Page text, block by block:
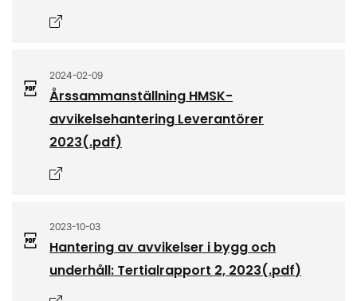
2024-02-09
Årssammanställning HMSK-
avvikelsehantering Leverantörer
2023(.pdf)
2023-10-03
Hantering av avvikelser i bygg och
underhåll: Tertialrapport 2, 2023(.pdf)